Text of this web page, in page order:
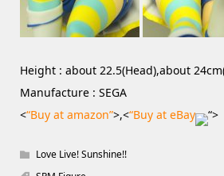
Height : about 22.5(Head),about
Manufacture : SEGA
<“Buy at amazon”>,<“Buy at eBay “>
Love Live! Sunshine!!